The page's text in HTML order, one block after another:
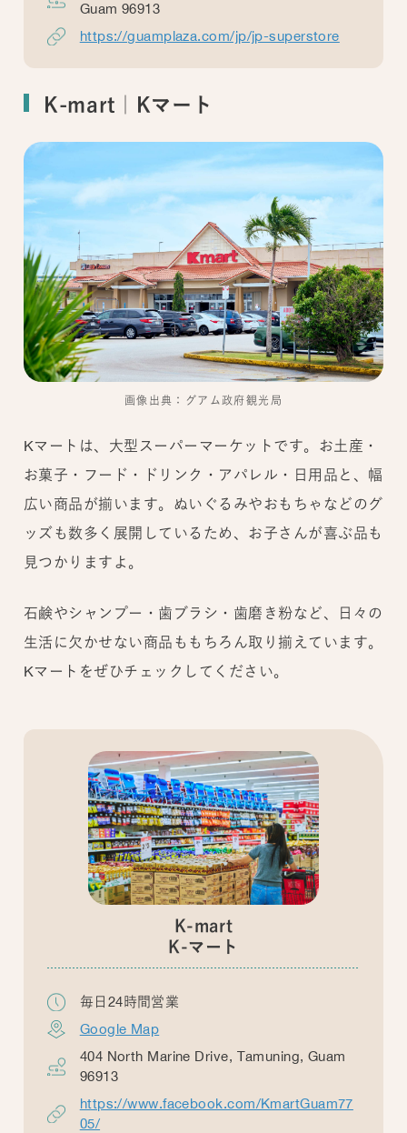
Guam 96913
https://guamplaza.com/jp/jp-superstore
K-mart｜Kマート
画像出典：グアム政府観光局
Kマートは、大型スーパーマーケットです。お土産・
お菓子・フード・ドリンク・アパレル・日用品と、幅
広い商品が揃います。ぬいぐるみやおもちゃなどのグ
ッズも数多く展開しているため、お子さんが喜ぶ品も
見つかりますよ。
石鹸やシャンプー・歯ブラシ・歯磨き粉など、日々の
生活に欠かせない商品ももちろん取り揃えています。
Kマートをぜひチェックしてください。
K-mart
K-マート
毎日24時間営業
Google Map
404 North Marine Drive, Tamuning, Guam
96913
https://www.facebook.com/KmartGuam77
05/